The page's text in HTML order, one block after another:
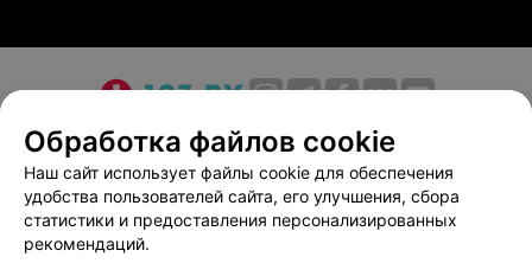
О проекте Новости проекта
Размещение рекламы
Медицинский маркетинг
Публичный договор
Пользовательское соглашение
Способы оплаты
Вакансии
Партнеры
Обработка файлов cookie
Наш сайт использует файлы cookie для обеспечения
удобства пользователей сайта, его улучшения, сбора
статистики и предоставления персонализированных
рекомендаций.